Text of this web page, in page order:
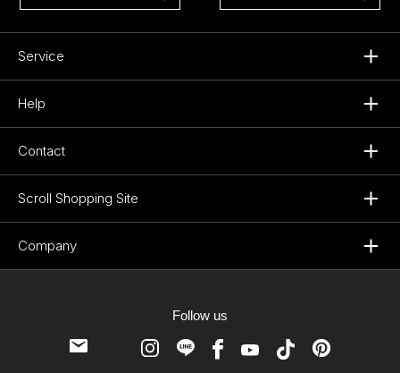
Service
Help
Contact
Scroll Shopping Site
Company
Follow us